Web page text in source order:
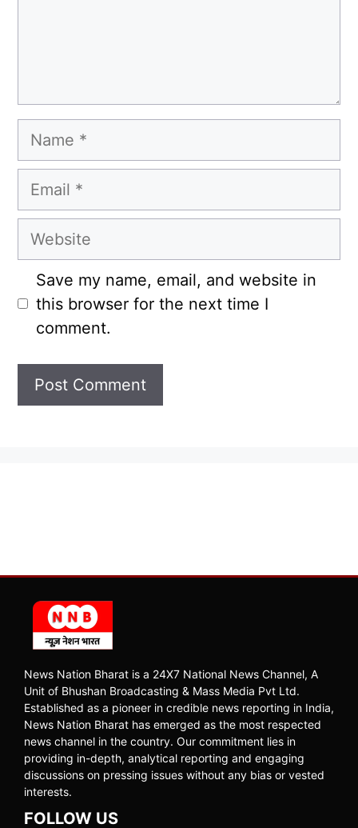
Name
Email
Website
Save my name, email, and website in
this browser for the next time I
comment.
News Nation Bharat is a 24X7 National News Channel, A
Unit of Bhushan Broadcasting & Mass Media Pvt Ltd.
Established as a pioneer in credible news reporting in India,
News Nation Bharat has emerged as the most respected
news channel in the country. Our commitment lies in
providing in-depth, analytical reporting and engaging
discussions on pressing issues without any bias or vested
interests.
FOLLOW US